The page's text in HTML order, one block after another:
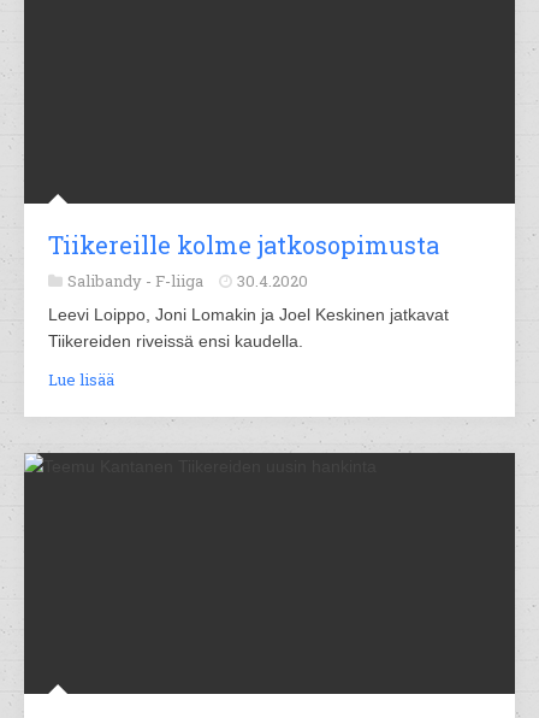
Tiikereille kolme jatkosopimusta
Salibandy - F-liiga 30.4.2020
Leevi Loippo, Joni Lomakin ja Joel Keskinen jatkavat
Tiikereiden riveissä ensi kaudella.
Lue lisää